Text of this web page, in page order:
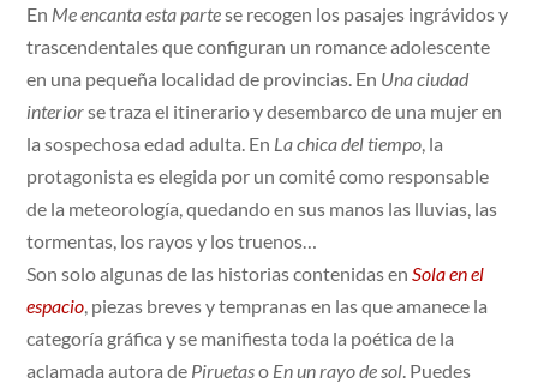
En Me encanta esta partese recogen los pasajes ingrávidos y
trascendentales que configuran un romance adolescente
en una pequeña localidad de provincias. En Una ciudad
interiorse traza el itinerario y desembarco de una mujer en
la sospechosa edad adulta. En La chica del tiempo , la
protagonista es elegida por un comité como responsable
de la meteorología, quedando en sus manos las lluvias, las
tormentas, los rayos y los truenos…
Son solo algunas de las historias contenidas en Sola en el
espacio , piezas breves y tempranas en las que amanece la
categoría gráfica y se manifiesta toda la poética de la
aclamada autora de Piruetaso En un rayo de sol . Puedes